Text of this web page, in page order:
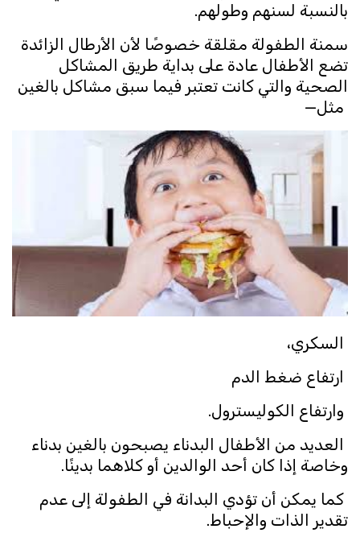
بالنسبة لسنهم وطولهم.
سمنة الطفولة مقلقة خصوصًا لأن الأرطال الزائدة
تضع الأطفال عادة على بداية طريق المشاكل
الصحية والتي كانت تعتبر فيما سبق مشاكل بالغين
مثل—
السكري،
ارتفاع ضغط الدم
وارتفاع الكوليسترول.
العديد من الأطفال البدناء يصبحون بالغين بدناء
وخاصة إذا كان أحد الوالدين أو كلاهما بدينًا.
كما يمكن أن تؤدي البدانة في الطفولة إلى عدم
تقدير الذات والإحباط.